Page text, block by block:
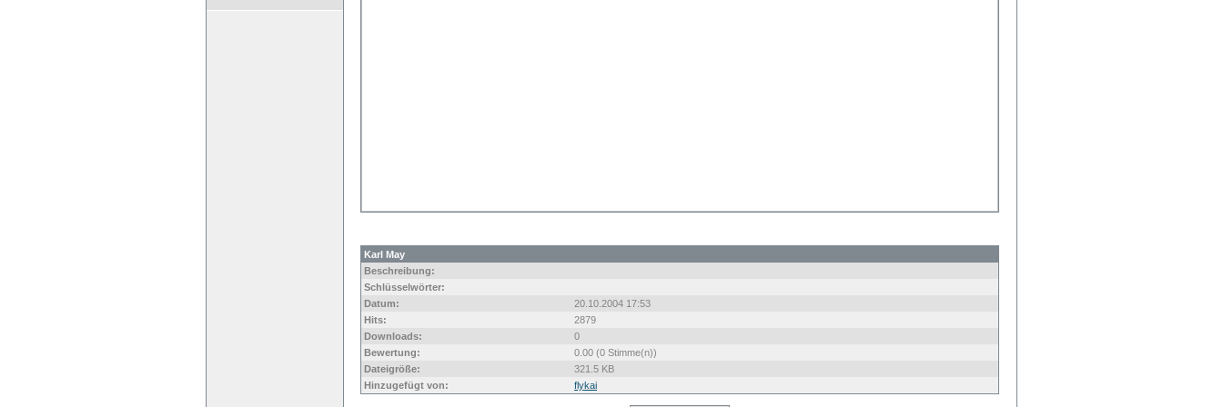
Karl May
Beschreibung:
Schlüsselwörter:
Datum:
20.10.2004 17:53
Hits:
2879
Downloads:
0
Bewertung:
0.00 (0 Stimme(n))
Dateigröße:
321.5 KB
Hinzugefügt von:
flykai